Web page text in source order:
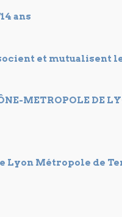
ans
et mutualisent
METROPOLE DE
Lyon Métropole de